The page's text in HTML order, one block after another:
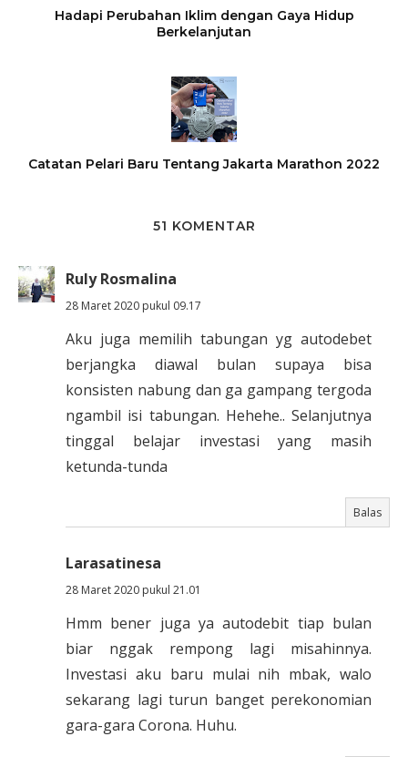
Hadapi Perubahan Iklim dengan Gaya Hidup
Berkelanjutan
Catatan Pelari Baru Tentang Jakarta Marathon 2022
51 KOMENTAR
Ruly Rosmalina
28 Maret 2020 pukul 09.17
Aku juga memilih tabungan yg autodebet
berjangka diawal bulan supaya bisa
konsisten nabung dan ga gampang tergoda
ngambil isi tabungan. Hehehe.. Selanjutnya
tinggal belajar investasi yang masih
ketunda-tunda
Balas
Larasatinesa
28 Maret 2020 pukul 21.01
Hmm bener juga ya autodebit tiap bulan
biar nggak rempong lagi misahinnya.
Investasi aku baru mulai nih mbak, walo
sekarang lagi turun banget perekonomian
gara-gara Corona. Huhu.